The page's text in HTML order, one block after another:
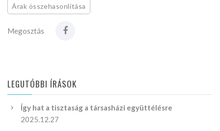
Árak összehasonlítása
Megosztás
LEGUTÓBBI ÍRÁSOK
Így hat a tisztaság a társasházi együttélésre
2025.12.27